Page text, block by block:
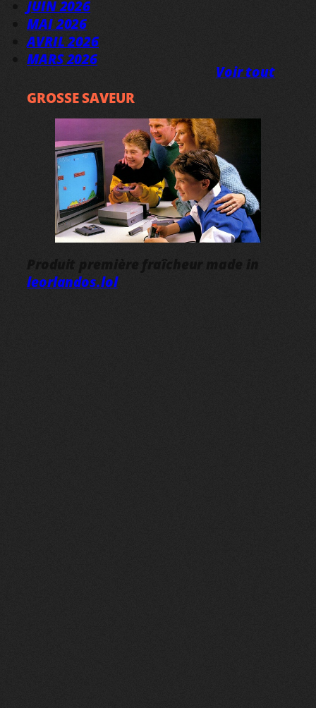
JUIN 2026
MAI 2026
AVRIL 2026
MARS 2026
Voir tout
GROSSE SAVEUR
Produit première fraîcheur made in
leorlandos.lol